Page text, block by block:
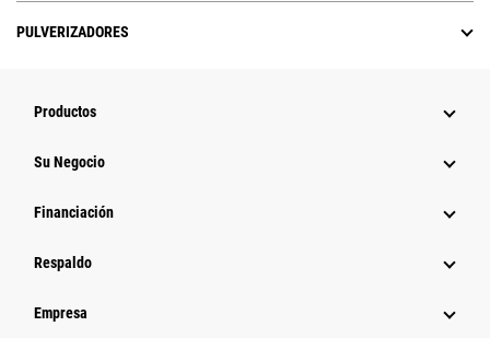
PULVERIZADORES
Productos
Su Negocio
Financiación
Respaldo
Empresa